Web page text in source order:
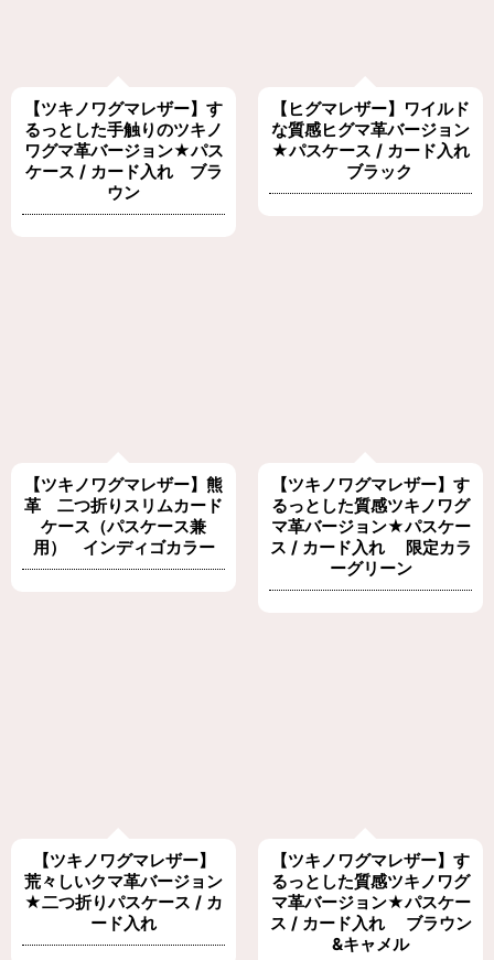
【ツキノワグマレザー】す
るっとした手触りのツキノ
ワグマ革バージョン★パス
ケース / カード入れ ブラ
ウン
【ヒグマレザー】ワイルド
な質感ヒグマ革バージョン
★パスケース / カード入れ
ブラック
【ツキノワグマレザー】熊
革 二つ折りスリムカード
ケース（パスケース兼
用） インディゴカラー
【ツキノワグマレザー】す
るっとした質感ツキノワグ
マ革バージョン★パスケー
ス / カード入れ 限定カラ
ーグリーン
【ツキノワグマレザー】
荒々しいクマ革バージョン
★二つ折りパスケース / カ
ード入れ
【ツキノワグマレザー】す
るっとした質感ツキノワグ
マ革バージョン★パスケー
ス / カード入れ ブラウン
&キャメル